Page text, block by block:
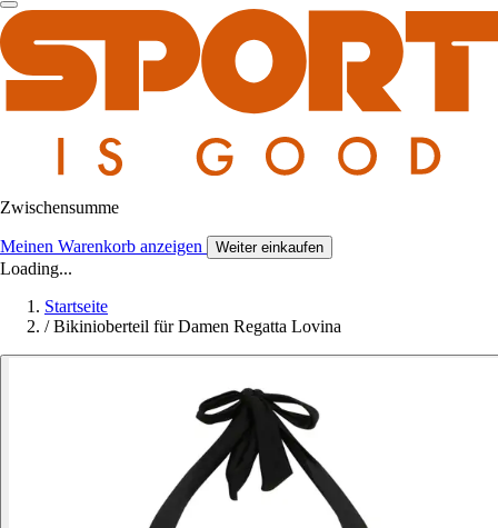
Zwischensumme
Meinen Warenkorb anzeigen Weiter einkaufen
Loading...
Startseite
/ Bikinioberteil für Damen Regatta Lovina